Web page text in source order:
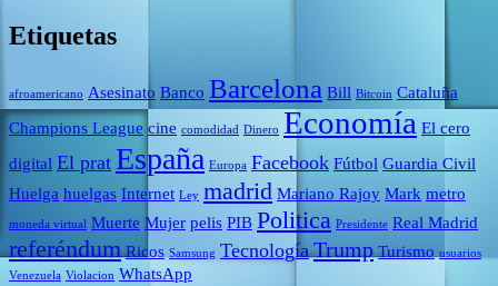
Etiquetas
afroamericano Asesinato Banco Barcelona Bill Bitcoin Cataluña
Champions League cine comodidad Dinero Economía El cero
digital El prat España Europa Facebook Fútbol Guardia Civil
Huelga huelgas Internet Ley madrid Mariano Rajoy Mark metro
moneda virtual Muerte Mujer pelis PIB Politica Presidente Real Madrid
referéndum Ricos Samsung Tecnología Trump Turismo usuarios
Venezuela Violacion WhatsApp